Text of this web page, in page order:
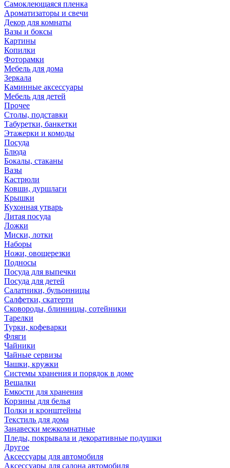
Самоклеющаяся пленка
Ароматизаторы и свечи
Декор для комнаты
Вазы и боксы
Картины
Копилки
Фоторамки
Мебель для дома
Зеркала
Каминные аксессуары
Мебель для детей
Прочее
Столы, подставки
Табуретки, банкетки
Этажерки и комоды
Посуда
Блюда
Бокалы, стаканы
Вазы
Кастрюли
Ковши, дуршлаги
Крышки
Кухонная утварь
Литая посуда
Ложки
Миски, лотки
Наборы
Ножи, овощерезки
Подносы
Посуда для выпечки
Посуда для детей
Салатники, бульонницы
Салфетки, скатерти
Сковороды, блинницы, сотейники
Тарелки
Турки, кофеварки
Фляги
Чайники
Чайные сервизы
Чашки, кружки
Системы хранения и порядок в доме
Вешалки
Емкости для хранения
Корзины для белья
Полки и кронштейны
Текстиль для дома
Занавески межкомнатные
Пледы, покрывала и декоративные подушки
Другое
Аксессуары для автомобиля
Аксессуары для салона автомобиля